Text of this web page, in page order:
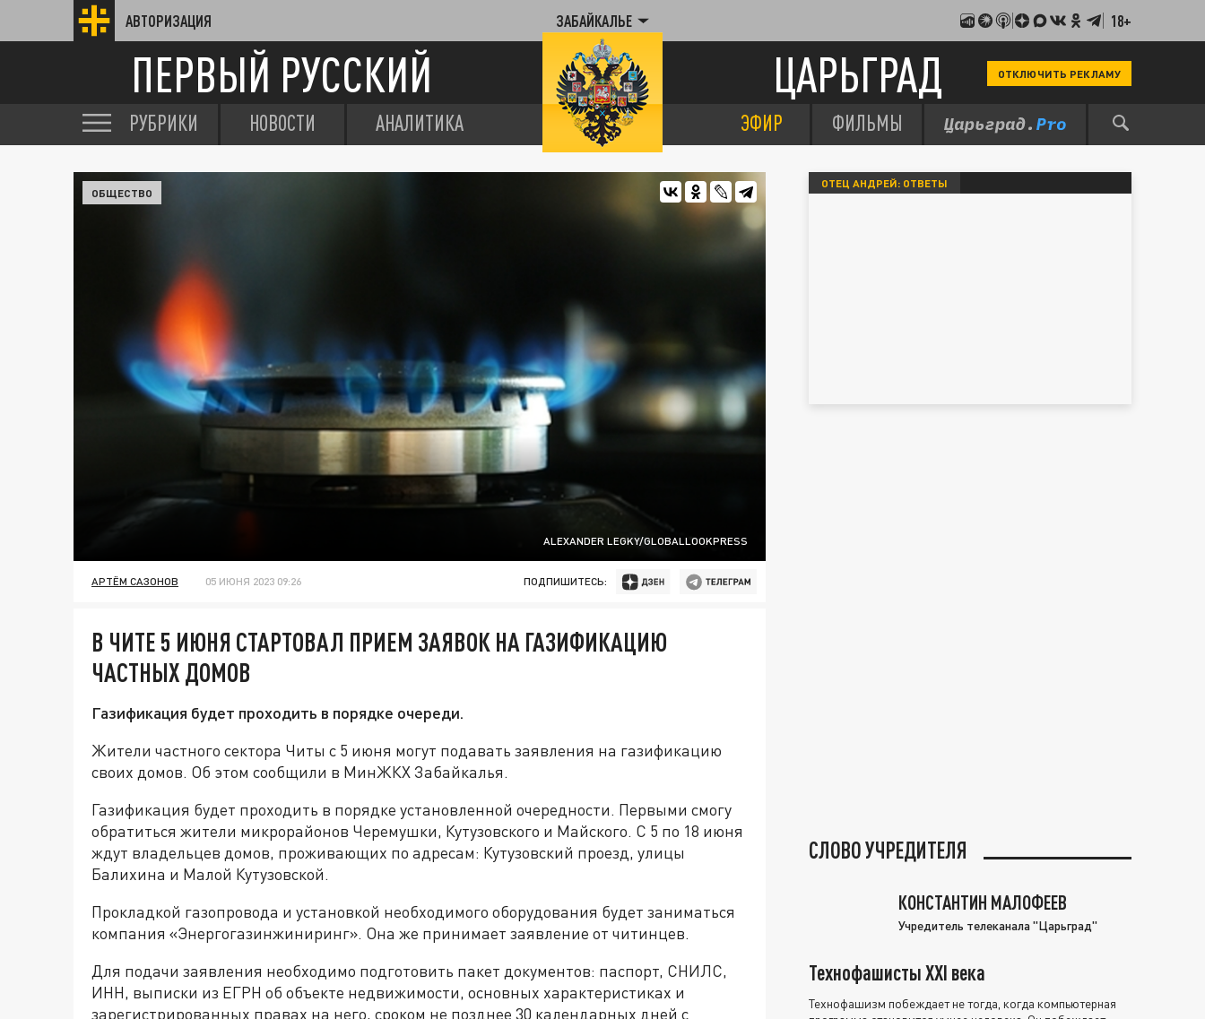
АВТОРИЗАЦИЯ ЗАБАЙКАЛЬЕ 18+
ПЕРВЫЙ РУССКИЙ ЦАРЬГРАД ОТКЛЮЧИТЬ РЕКЛАМУ
РУБРИКИ НОВОСТИ АНАЛИТИКА ЭФИР ФИЛЬМЫ
ALEXANDER LEGKY/GLOBALLOOKPRESS
ОБЩЕСТВО
АРТЁМ САЗОНОВ 05 ИЮНЯ 2023 09:26 ПОДПИШИТЕСЬ:
В ЧИТЕ 5 ИЮНЯ СТАРТОВАЛ ПРИЕМ ЗАЯВОК НА ГАЗИФИКАЦИЮ
ЧАСТНЫХ ДОМОВ
Газификация будет проходить в порядке очереди.
Жители частного сектора Читы с 5 июня могут подавать заявления на газификацию
своих домов. Об этом сообщили в МинЖКХ Забайкалья.
Газификация будет проходить в порядке установленной очередности. Первыми смогу
обратиться жители микрорайонов Черемушки, Кутузовского и Майского. С 5 по 18 июня
ждут владельцев домов, проживающих по адресам: Кутузовский проезд, улицы
Балихина и Малой Кутузовской.
Прокладкой газопровода и установкой необходимого оборудования будет заниматься
компания «Энергогазинжиниринг». Она же принимает заявление от читинцев.
Для подачи заявления необходимо подготовить пакет документов: паспорт, СНИЛС,
ИНН, выписки из ЕГРН об объекте недвижимости, основных характеристиках и
зарегистрированных правах на него, сроком не позднее 30 календарных дней с
ОТЕЦ АНДРЕЙ: ОТВЕТЫ
СЛОВО УЧРЕДИТЕЛЯ
КОНСТАНТИН МАЛОФЕЕВ
Учредитель телеканала "Царьград"
Технофашисты XXI века
Технофашизм побеждает не тогда, когда компьютерная